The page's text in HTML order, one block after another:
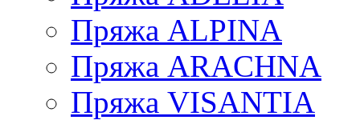
Пряжа ALPINA
Пряжа ARACHNA
Пряжа VISANTIA